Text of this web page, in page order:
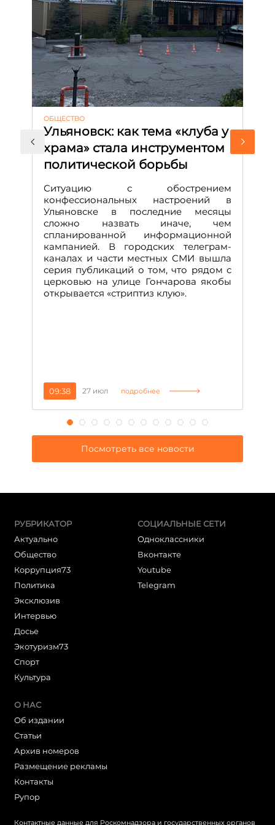
ОБЩЕСТВО
Ульяновск: как тема «клуба у
храма» стала инструментом
политической борьбы
Ситуацию с обострением
конфессиональных настроений в
Ульяновске в последние месяцы
сложно назвать иначе, чем
спланированной информационной
кампанией. В городских телеграм-
каналах и части местных СМИ вышла
серия публикаций о том, что рядом с
церковью на улице Гончарова якобы
открывается «стриптиз клую».
09:38 27 июл подробнее
Посмотреть все новости
РУБРИКАТОР
Актуально
Общество
Коррупция73
Политика
Эксклюзив
Интервью
Досье
Экотуризм73
Cпорт
Культура
СОЦИАЛЬНЫЕ СЕТИ
Одноклассники
Вконтакте
Youtube
Telegram
О НАС
Об издании
Статьи
Архив номеров
Размещение рекламы
Контакты
Рупор
Контактные данные для Роскомнадзора и государственных органов